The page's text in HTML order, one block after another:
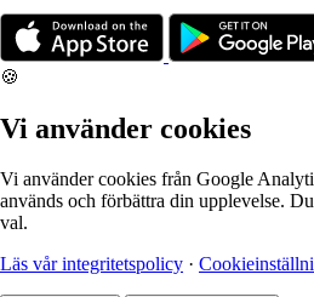
🍪
Vi använder cookies
Vi använder cookies från Google
används och förbättra din upplevelse.
val.
Läs vår integritetspolicy ·